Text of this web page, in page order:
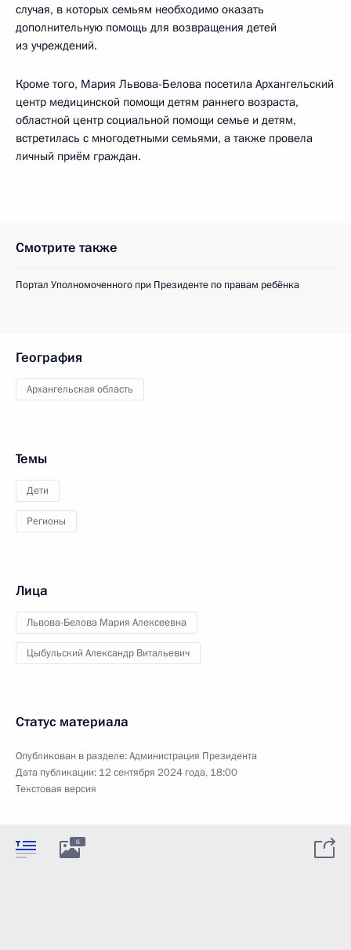
случая, в которых семьям необходимо оказать
дополнительную помощь для возвращения детей
из учреждений.
Кроме того, Мария Львова-Белова посетила Архангельский
центр медицинской помощи детям раннего возраста,
областной центр социальной помощи семье и детям,
встретилась с многодетными семьями, а также провела
личный приём граждан.
Смотрите также
Портал Уполномоченного при Президенте по правам ребёнка
География
Архангельская область
Темы
Дети
Регионы
Лица
Львова-Белова Мария Алексеевна
Цыбульский Александр Витальевич
Статус материала
Опубликован в разделе:Администрация Президента
Дата публикации: 12 сентября 2024 года, 18:00
Текстовая версия
6